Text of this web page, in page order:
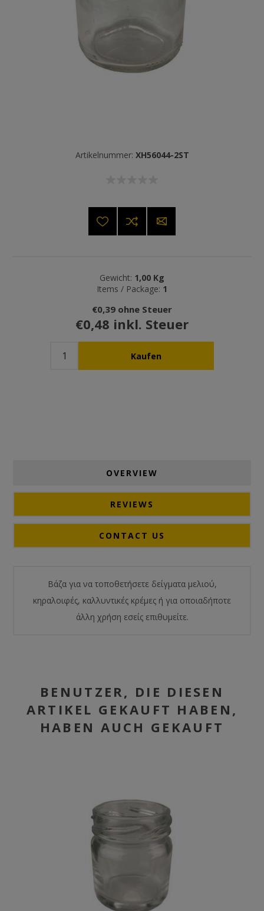
Artikelnummer: XH56044-2ST
Gewicht: 1,00 Kg
Items / Package: 1
€0,39 ohne Steuer
€0,48 inkl. Steuer
OVERVIEW
REVIEWS
CONTACT US
Βάζα για να τοποθετήσετε δείγματα μελιού,
κηραλοιφές, καλλυντικές κρέμες ή για οποιαδήποτε
άλλη χρήση εσείς επιθυμείτε.
BENUTZER, DIE DIESEN
ARTIKEL GEKAUFT HABEN,
HABEN AUCH GEKAUFT